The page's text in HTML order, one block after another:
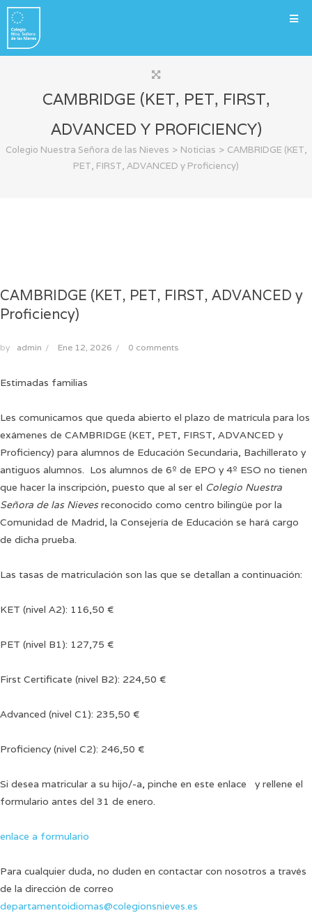
CAMBRIDGE (KET, PET, FIRST,
ADVANCED Y PROFICIENCY)
Colegio Nuestra Señora de las Nieves > Noticias > CAMBRIDGE (KET,
PET, FIRST, ADVANCED y Proficiency)
CAMBRIDGE (KET, PET, FIRST, ADVANCED y
Proficiency)
by admin / Ene 12, 2026 / 0 comments
Estimadas familias
Les comunicamos que queda abierto el plazo de matrícula para los
exámenes de CAMBRIDGE (KET, PET, FIRST, ADVANCED y
Proficiency) para alumnos de Educación Secundaria, Bachillerato y
antiguos alumnos. Los alumnos de 6º de EPO y 4º ESO no tienen
que hacer la inscripción, puesto que al ser el Colegio Nuestra
Señora de las Nievesreconocido como centro bilingüe por la
Comunidad de Madrid, la Consejería de Educación se hará cargo
de dicha prueba.
Las tasas de matriculación son las que se detallan a continuación:
KET (nivel A2): 116,50 €
PET (nivel B1): 127,75 €
First Certificate (nivel B2): 224,50 €
Advanced (nivel C1): 235,50 €
Proficiency (nivel C2): 246,50 €
Si desea matricular a su hijo/-a, pinche en este enlace y rellene el
formulario antes del 31 de enero.
enlace a formulario
Para cualquier duda, no duden en contactar con nosotros a través
de la dirección de correo
departamentoidiomas@colegionsnieves.es